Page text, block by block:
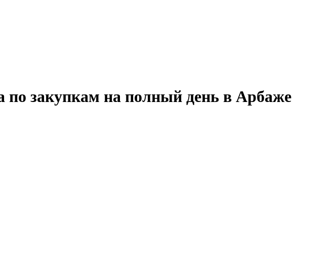
по закупкам на полный день в Арбаже